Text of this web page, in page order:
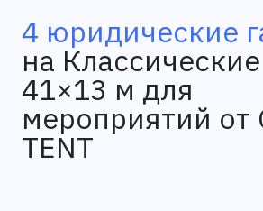
4 юридические
на
41×13 м для
мероприятий от
TENT